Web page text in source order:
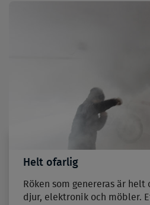
Helt ofarlig
Röken som genereras är
djur, elektronik och möbler.